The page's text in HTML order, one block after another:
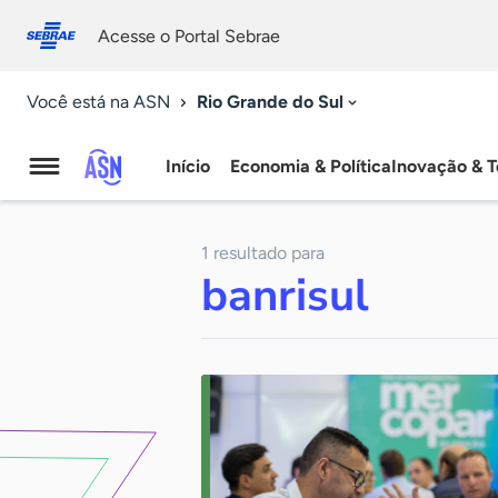
conosco
Acesse o Portal Sebrae
Você está na ASN Rio Grande do Sul
Agência
Notícias
Início Economia & PolíticaInovação &
1 resultado para
banrisul